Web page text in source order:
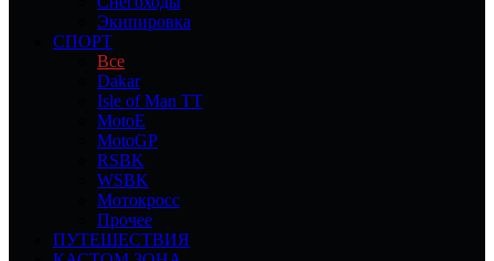
Экипировка
СПОРТ
Все
Dakar
Isle of Man TT
MotoE
MotoGP
RSBK
WSBK
Мотокросс
Прочее
ПУТЕШЕСТВИЯ